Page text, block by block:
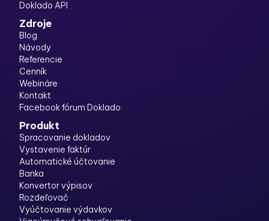
Doklado API
Zdroje
Blog
Návody
Referencie
Cenník
Webináre
Kontakt
Facebook fórum Doklado
Produkt
Spracovanie dokladov
Vystavenie faktúr
Automatické účtovanie
Banka
Konvertor výpisov
Rozdeľovač
Vyúčtovanie výdavkov